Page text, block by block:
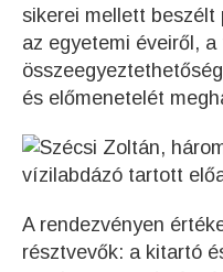
sikerei mellett beszélt
az egyetemi éveiről,
és előmenetelét
A rendezvényen
résztvevők: a kitartó